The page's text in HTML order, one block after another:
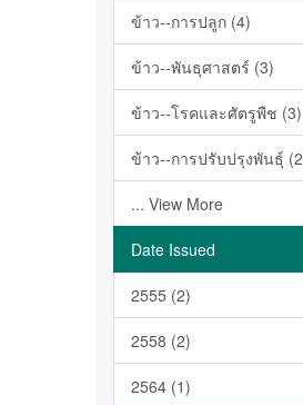
ข้าว--การปลูก (4)
ข้าว--พันธุศาสตร์ (3)
ข้าว--โรคและศัตรูพืช (3)
ข้าว--การปรับปรุงพันธุ์
... View More
Date Issued
2555 (2)
2558 (2)
2564 (1)